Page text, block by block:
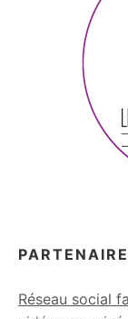
Réseau social